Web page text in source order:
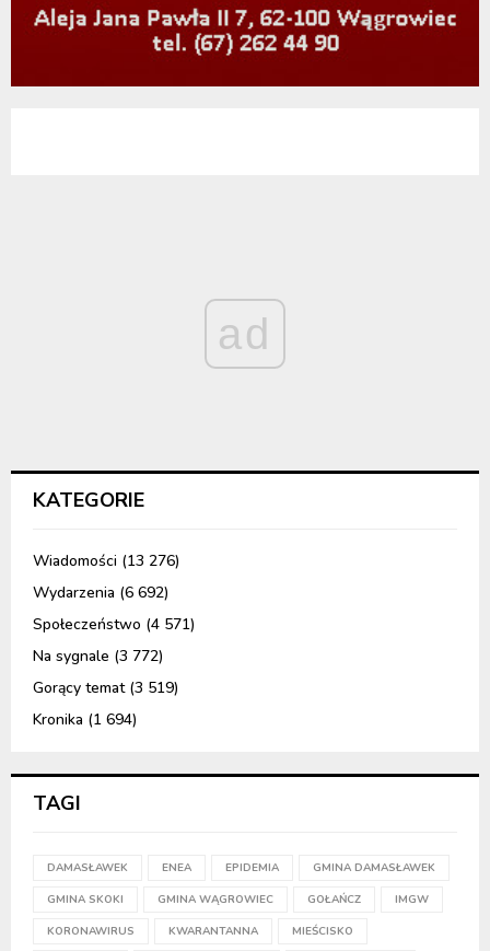
ad
KATEGORIE
Wiadomości (13 276)
Wydarzenia (6 692)
Społeczeństwo (4 571)
Na sygnale (3 772)
Gorący temat(3 519)
Kronika (1 694)
TAGI
DAMASŁAWEK ENEA EPIDEMIA GMINA DAMASŁAWEK
GMINA SKOKI GMINA WĄGROWIEC GOŁAŃCZ IMGW
KORONAWIRUS KWARANTANNA MIEŚCISKO